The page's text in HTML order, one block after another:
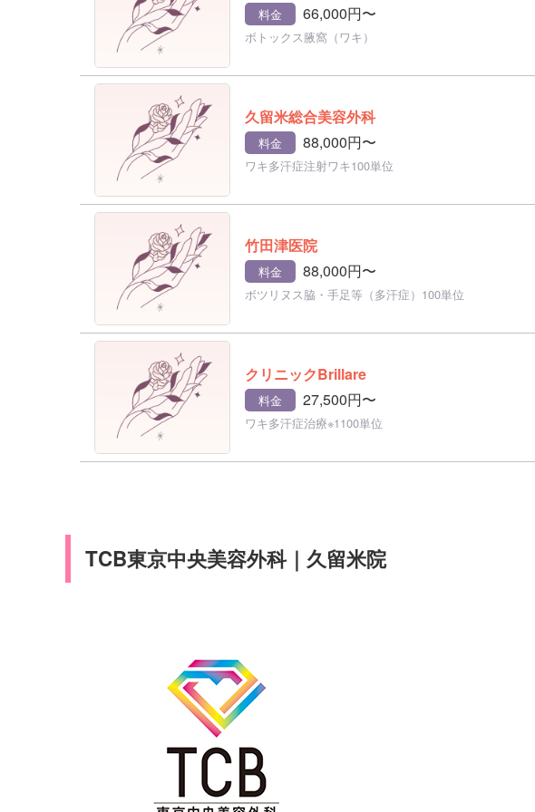
料金 66,000円〜
ボトックス腋窩（ワキ）
久留米総合美容外科
料金 88,000円〜
ワキ多汗症注射ワキ100単位
竹田津医院
料金 88,000円〜
ボツリヌス脇・手足等（多汗症）100単位
クリニックBrillare
料金 27,500円〜
ワキ多汗症治療※1100単位
TCB東京中央美容外科｜久留米院